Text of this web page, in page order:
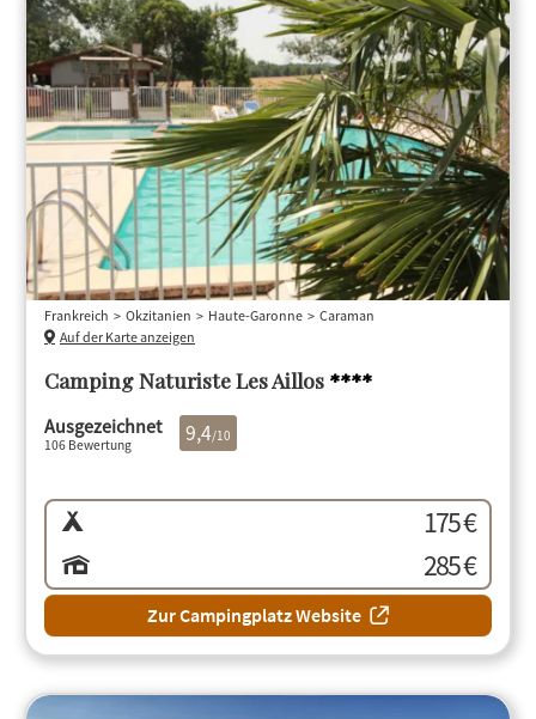
Camping Naturiste Les Aillos ****
Frankreich Okzitanien Haute-Garonne
Caraman
Auf der Karte anzeigen
Ausgezeichnet
106 Bewertung 9,4/10
175 €
285 €
Zur Campingplatz Website